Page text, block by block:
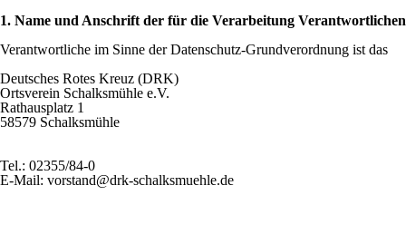
1. Name und Anschrift der für die Verarbeitung Verantwortlichen
Verantwortliche im Sinne der Datenschutz-Grundverordnung ist das
Deutsches Rotes Kreuz (DRK)
Ortsverein Schalksmühle e.V.
Rathausplatz 1
58579 Schalksmühle
Tel.: 02355/84-0
E-Mail: vorstand@drk-schalksmuehle.de